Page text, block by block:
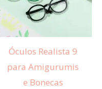
Óculos Realista 9
para Amigurumis
e Bonecas